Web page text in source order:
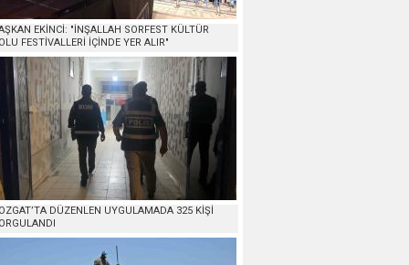
EKİNCİ: "İNŞALLAH SORFEST KÜLTÜR
FESTİVALLERİ İÇİNDE YER ALIR"
DÜZENLEN UYGULAMADA 325 KİŞİ